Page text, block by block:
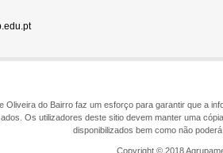
Oliveira do Bairro faz um esforço para garantir que a
Os utilizadores deste sitio devem manter uma
disponibilizados bem como não
Copyright © 2018